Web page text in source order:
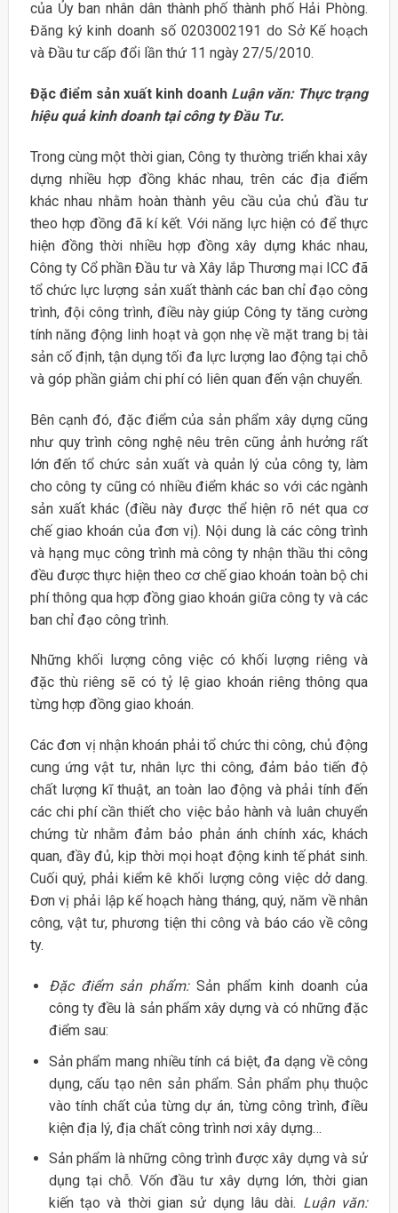
của Ủy ban nhân dân thành phố thành phố Hải Phòng.
Đăng ký kinh doanh số 0203002191 do Sở Kế hoạch
và Đầu tư cấp đổi lần thứ 11 ngày 27/5/2010.
Đặc điểm sản xuất kinh doanh Luận văn: Thực trạng
hiệu quả kinh doanh tại công ty Đầu Tư.
Trong cùng một thời gian, Công ty thường triển khai xây
dựng nhiều hợp đồng khác nhau, trên các địa điểm
khác nhau nhằm hoàn thành yêu cầu của chủ đầu tư
theo hợp đồng đã kí kết. Với năng lực hiện có để thực
hiện đồng thời nhiều hợp đồng xây dựng khác nhau,
Công ty Cổ phần Đầu tư và Xây lắp Thương mại ICC đã
tổ chức lực lượng sản xuất thành các ban chỉ đạo công
trình, đội công trình, điều này giúp Công ty tăng cường
tính năng động linh hoạt và gọn nhẹ về mặt trang bị tài
sản cố định, tận dụng tối đa lực lượng lao động tại chỗ
và góp phần giảm chi phí có liên quan đến vận chuyển.
Bên cạnh đó, đặc điểm của sản phẩm xây dựng cũng
như quy trình công nghệ nêu trên cũng ảnh hưởng rất
lớn đến tổ chức sản xuất và quản lý của công ty, làm
cho công ty cũng có nhiều điểm khác so với các ngành
sản xuất khác (điều này được thể hiện rõ nét qua cơ
chế giao khoán của đơn vị). Nội dung là các công trình
và hạng mục công trình mà công ty nhận thầu thi công
đều được thực hiện theo cơ chế giao khoán toàn bộ chi
phí thông qua hợp đồng giao khoán giữa công ty và các
ban chỉ đạo công trình.
Những khối lượng công việc có khối lượng riêng và
đặc thù riêng sẽ có tỷ lệ giao khoán riêng thông qua
từng hợp đồng giao khoán.
Các đơn vị nhận khoán phải tổ chức thi công, chủ động
cung ứng vật tư, nhân lực thi công, đảm bảo tiến độ
chất lượng kĩ thuật, an toàn lao động và phải tính đến
các chi phí cần thiết cho việc bảo hành và luân chuyển
chứng từ nhằm đảm bảo phản ánh chính xác, khách
quan, đầy đủ, kịp thời mọi hoạt động kinh tế phát sinh.
Cuối quý, phải kiểm kê khối lượng công việc dở dang.
Đơn vị phải lập kế hoạch hàng tháng, quý, năm về nhân
công, vật tư, phương tiện thi công và báo cáo về công
ty.
Đặc điểm sản phẩm:Sản phẩm kinh doanh của
công ty đều là sản phẩm xây dựng và có những đặc
điểm sau:
Sản phẩm mang nhiều tính cá biệt, đa dạng về công
dụng, cấu tạo nên sản phẩm. Sản phẩm phụ thuộc
vào tính chất của từng dự án, từng công trình, điều
kiện địa lý, địa chất công trình nơi xây dựng…
Sản phẩm là những công trình được xây dựng và sử
dụng tại chỗ. Vốn đầu tư xây dựng lớn, thời gian
kiến tạo và thời gian sử dụng lâu dài. Luận văn: